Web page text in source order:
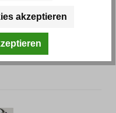
akzeptieren